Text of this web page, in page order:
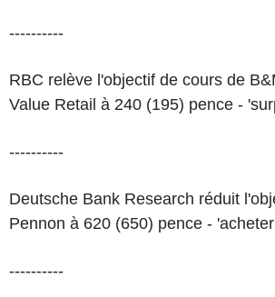
----------
RBC relève l'objectif de cours de
Value Retail à 240 (195) pence -
----------
Deutsche Bank Research réduit
Pennon à 620 (650) pence -
----------